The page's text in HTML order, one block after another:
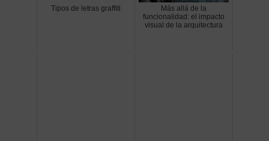
Tipos de letras graffiti
Más allá de la
funcionalidad: el impacto
visual de la arquitectura